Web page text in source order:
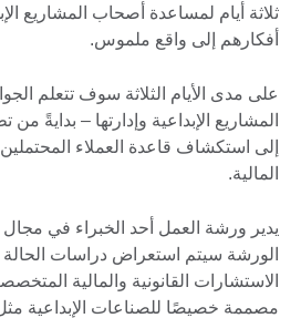
ثلاثة أيام لمساعدة أصحاب المشاريع
أفكارهم إلى واقع ملموس.
على مدى الأيام الثلاثة سوف تتعلم
المشاريع الإبداعية وإدارتها – بدايةً
إلى استكشاف قاعدة العملاء
المالية.
يدير ورشة العمل أحد الخبراء في مجال
الورشة سيتم استعراض دراسات الحالة
الاستشارات القانونية والمالية
مصممة خصيصًا للصناعات الإبداعية مثل: